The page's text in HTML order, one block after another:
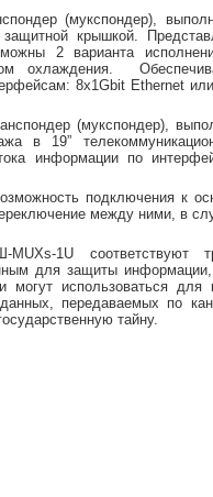
(мукспондер),
крышкой.
2 варианта
охлаждения.
8х1Gbit Ethernet
(мукспондер),
в 19”
информации по
подключения к
между ними, в
1U соответствуют
для защиты
использоваться для
передаваемых по
тайну.